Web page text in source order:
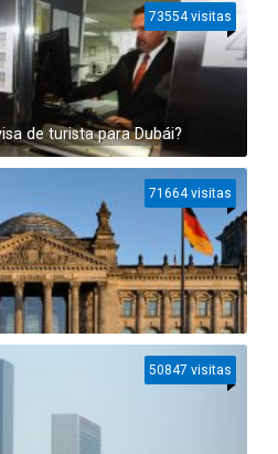
de turista para Dubái?
73554 visitas
71664 visitas
50847 visitas